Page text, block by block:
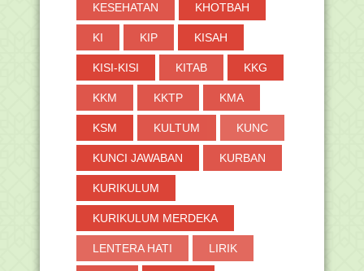
KESEHATAN KHOTBAH
KI KIP KISAH
KISI-KISI KITAB KKG
KKM KKTP KMA
KSM KULTUM KUNC
KUNCI JAWABAN KURBAN
KURIKULUM
KURIKULUM MERDEKA
LENTERA HATI LIRIK